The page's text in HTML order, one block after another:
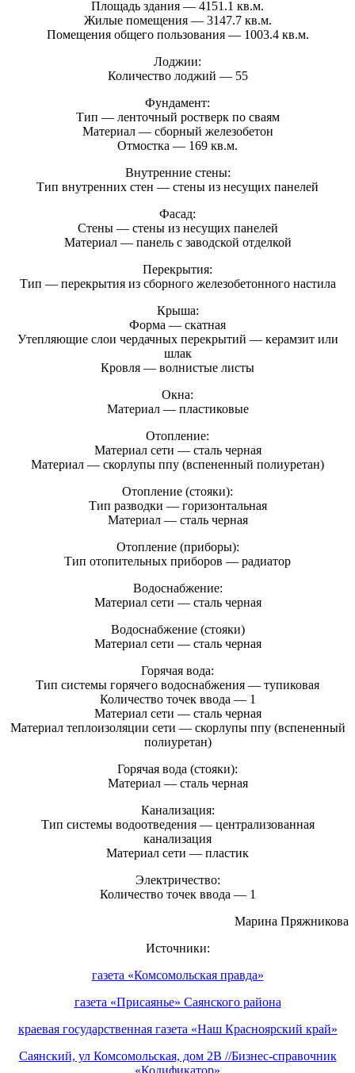
Площадь здания — 4151.1 кв.м.
Жилые помещения — 3147.7 кв.м.
Помещения общего пользования — 1003.4 кв.м.
Лоджии:
Количество лоджий — 55
Фундамент:
Тип — ленточный ростверк по сваям
Материал — сборный железобетон
Отмостка — 169 кв.м.
Внутренние стены:
Тип внутренних стен — стены из несущих панелей
Фасад:
Стены — стены из несущих панелей
Материал — панель с заводской отделкой
Перекрытия:
Тип — перекрытия из сборного железобетонного настила
Крыша:
Форма — скатная
Утепляющие слои чердачных перекрытий — керамзит или
шлак
Кровля — волнистые листы
Окна:
Материал — пластиковые
Отопление:
Материал сети — сталь черная
Материал — скорлупы ппу (вспененный полиуретан)
Отопление (стояки):
Тип разводки — горизонтальная
Материал — сталь черная
Отопление (приборы):
Тип отопительных приборов — радиатор
Водоснабжение:
Материал сети — сталь черная
Водоснабжение (стояки)
Материал сети — сталь черная
Горячая вода:
Тип системы горячего водоснабжения — тупиковая
Количество точек ввода — 1
Материал сети — сталь черная
Материал теплоизоляции сети — скорлупы ппу (вспененный
полиуретан)
Горячая вода (стояки):
Материал — сталь черная
Канализация:
Тип системы водоотведения — централизованная
канализация
Материал сети — пластик
Электричество:
Количество точек ввода — 1
Марина Пряжникова
Источники:
газета «Комсомольская правда»
газета «Присаянье» Саянского района
краевая государственная газета «Наш Красноярский край»
Саянский, ул Комсомольская, дом 2В //Бизнес-справочник
«Кодификатор»